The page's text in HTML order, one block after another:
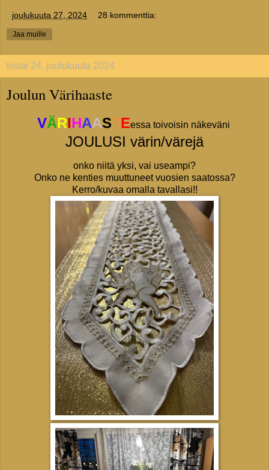
- joulukuuta 27, 2024 28 kommenttia:
Jaa muille
tiistai 24. joulukuuta 2024
Joulun Värihaaste
VÄRIHAASTEessa toivoisin näkeväni
JOULUSI värin/värejä
onko niitä yksi, vai useampi?
Onko ne kenties muuttuneet vuosien saatossa?
Kerro/kuvaa omalla tavallasi!!